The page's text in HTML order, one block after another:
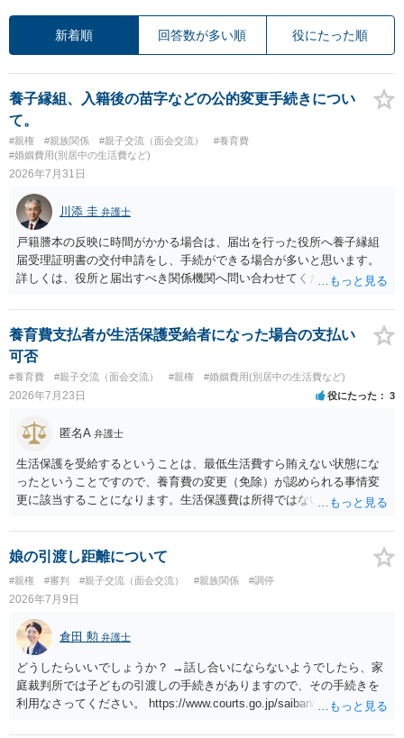
新着順 回答数が多い順 役にたった順
養子縁組、入籍後の苗字などの公的変更手続きについ
て。
#親権 #親族関係 #親子交流（面会交流）
#養育費
#婚姻費用(別居中の生活費など)
2026年7月31日
川添 圭 弁護士
戸籍謄本の反映に時間がかかる場合は、届出を行った役所へ養子縁組
届受理証明書の交付申請をし、手続ができる場合が多いと思います。
詳しくは、役所と届出すべき関係機関へ問い合わせてください。
養育費支払者が生活保護受給者になった場合の支払い
可否
#養育費 #親子交流（面会交流） #親権 #婚姻費用(別居中の生活費など)
2026年7月23日 役にたった 3
匿名A 弁護士
生活保護を受給するということは、最低生活費すら賄えない状態にな
ったということですので、養育費の変更（免除）が認められる事情変
更に該当することになります。生活保護費は所得ではないので、「保
支払った場合に返還請求権が認められたり役所から何らかのペナルテ
ィが課されたりするわけではなく、「残りのお金で自己責任で生活せ
よ」ということになるので、生活保護を受給することになった時はす
みやかに合意のための話し合いあるいは調停申立てをすべきでしょ
う。
娘の引渡し距離について
#親権 #審判 #親子交流（面会交流） #親族関係 #調停
2026年7月9日
倉田 勲 弁護士
どうしたらいいでしょうか？ →話し合いにならないようでしたら、家
庭裁判所では子どもの引渡しの手続きがありますので、その手続きを
利用なさってください。 https://www.courts.go.jp/saiban/syurui/syurui